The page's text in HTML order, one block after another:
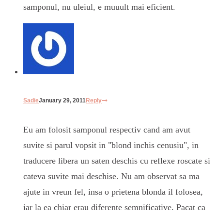
samponul, nu uleiul, e muuult mai eficient.
SadieJanuary 29, 2011Reply
Eu am folosit samponul respectiv cand am avut
suvite si parul vopsit in "blond inchis cenusiu", in
traducere libera un saten deschis cu reflexe roscate si
cateva suvite mai deschise. Nu am observat sa ma
ajute in vreun fel, insa o prietena blonda il folosea,
iar la ea chiar erau diferente semnificative. Pacat ca